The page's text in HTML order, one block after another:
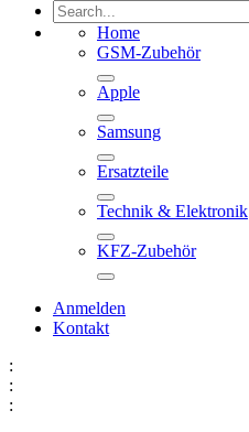
Home
GSM-Zubehör
Apple
Samsung
Ersatzteile
Technik & Elektronik
KFZ-Zubehör
Anmelden
Kontakt
:
:
: